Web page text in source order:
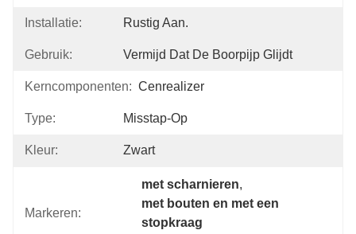
Installatie: Rustig Aan.
Gebruik: Vermijd Dat De Boorpijp Glijdt
Kerncomponenten: Cenrealizer
Type: Misstap-Op
Kleur: Zwart
Markeren:
met scharnieren,
met bouten en met een
stopkraag